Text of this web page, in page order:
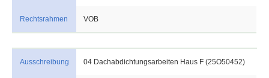
Rechtsrahmen VOB
Ausschreibung 04 Dachabdichtungsarbeiten Haus F (25O50452)